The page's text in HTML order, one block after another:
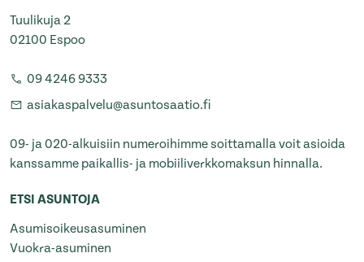
Tuulikuja 2
02100 Espoo
09 4246 9333
asiakaspalvelu@asuntosaatio.fi
09- ja 020-alkuisiin numeroihimme soittamalla voit asioida
kanssamme paikallis- ja mobiiliverkkomaksun hinnalla.
ETSI ASUNTOJA
Asumisoikeusasuminen
Vuokra-asuminen